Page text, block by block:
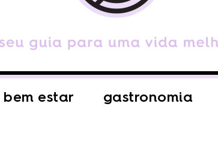
bem estar gastronomia